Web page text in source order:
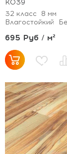
K039
32 класс
8 мм
Влагостойкий
695 Руб / м²